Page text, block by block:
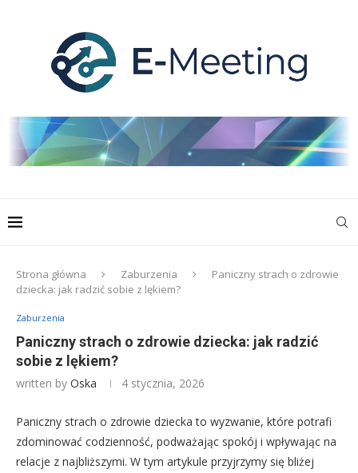
Strona główna Zaburzenia
Paniczny strach o zdrowie
dziecka: jak radzić sobie z lękiem?
Zaburzenia
Paniczny strach o zdrowie dziecka: jak radzić
sobie z lękiem?
written by Oska 4 stycznia, 2026
Paniczny strach o zdrowie dziecka to wyzwanie, które potrafi
zdominować codzienność, podważając spokój i wpływając na
relacje z najbliższymi. W tym artykule przyjrzymy się bliżej